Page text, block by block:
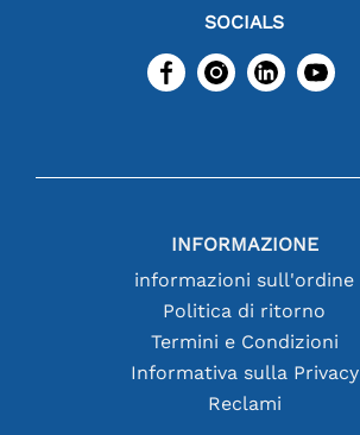
SOCIALS
INFORMAZIONE
informazioni sull'ordine
Politica di ritorno
Termini e Condizioni
Informativa sulla Privacy
Reclami